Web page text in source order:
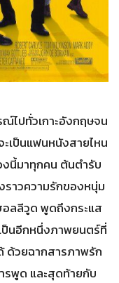
ไปทั่วเกาะอังกฤษจน
เป็นแฟนหนังสายไหน
นี้มาทุกคน ต้นตำรับ
าวความรักของหนุ่ม
ลลีวูด พูดถึงกระแส
ป็นอีกหนึ่งภาพยนตร์ที่
ด้วยฉากสารภาพรัก
รพูด และสุดท้ายกับ